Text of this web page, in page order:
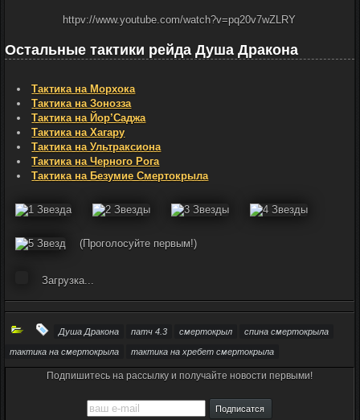
httpv://www.youtube.com/watch?v=pq20v7wZLRY
Остальные тактики рейда Душа Дракона
Тактика на Морхока
Тактика на Зонозза
Тактика на Йор’Саджа
Тактика на Хагару
Тактика на Ультраксиона
Тактика на Черного Рога
Тактика на Безумие Смертокрыла
(Проголосуйте первым!)
Загрузка...
Душа Дракона патч 4.3 смертокрыл спина смертокрыла
тактика на смертокрыла тактика на хребет смертокрыла
Подпишитесь на рассылку и получайте новости первыми!